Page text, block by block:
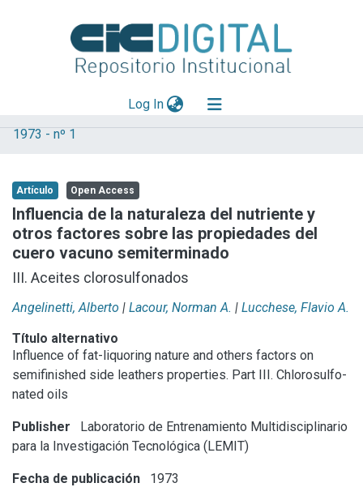
Log In(current)
Explorar
Aportar material
Statistics
1973 - nº 1
Artículo Open Access
Influencia de la naturaleza del nutriente y
otros factores sobre las propiedades del
cuero vacuno semiterminado
III. Aceites clorosulfonados
Angelinetti, Alberto | Lacour, Norman A. | Lucchese, Flavio A.
Título alternativo
Influence of fat-liquoring nature and others factors on
semifinished side leathers properties. Part III. Chlorosulfo-
nated oils
Publisher
Laboratorio de Entrenamiento Multidisciplinario
para la Investigación Tecnológica (LEMIT)
Fecha de publicación 1973